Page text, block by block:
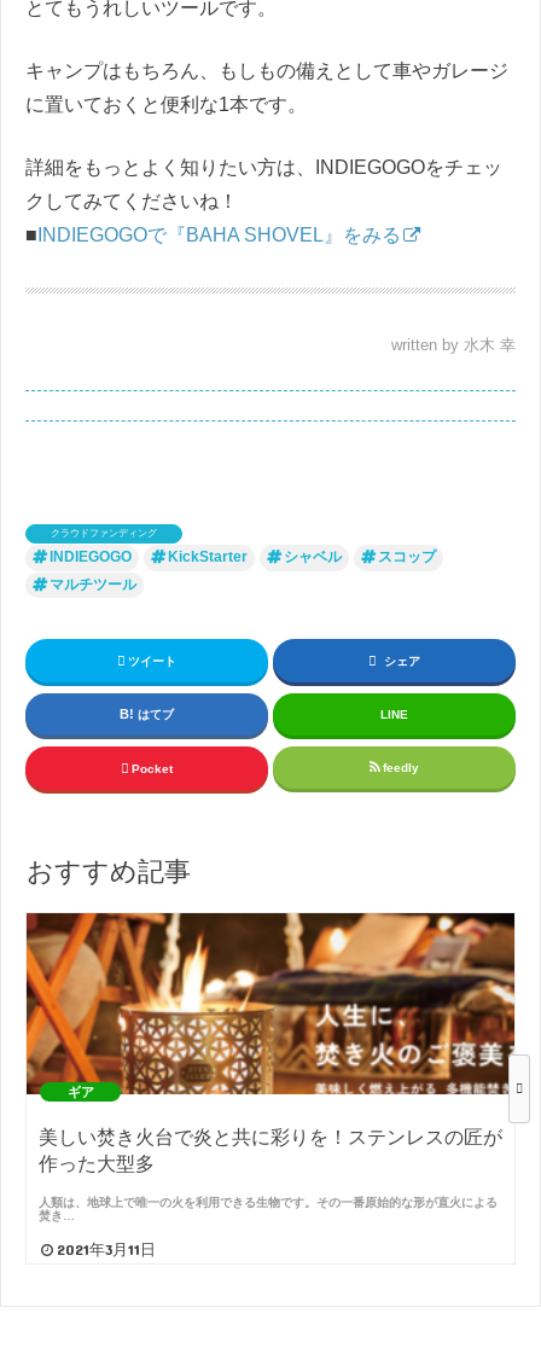
とてもうれしいツールです。
キャンプはもちろん、もしもの備えとして車やガレージ
に置いておくと便利な1本です。
詳細をもっとよく知りたい方は、INDIEGOGOをチェッ
クしてみてくださいね！
■ INDIEGOGOで『BAHA SHOVEL』をみる
written by 水木 幸
クラウドファンディング
INDIEGOGO KickStarter シャベル
スコップ
マルチツール
ツイート シェア
はてブ LINE
Pocket feedly
おすすめ記事
ギア
美しい焚き火台で炎と共に彩りを！ステンレスの匠が
作った大型多
人類は、地球上で唯一の火を利用できる生物です。その一番原始的な形が直火による
焚き…
2021年3月11日